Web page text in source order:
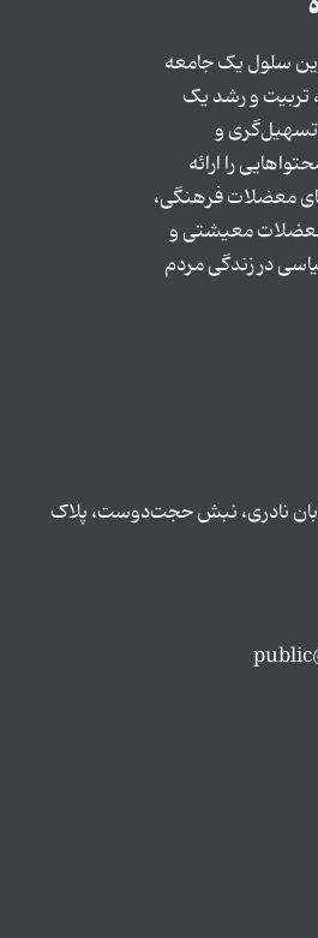
سلول یک جامعه
تربیت و رشد یک
تسهیل‌گری و
را ارائه
معضلات فرهنگی،
معیشتی و
در زندگی مردم
نادری، نبش حجت‌دوست، پلاک